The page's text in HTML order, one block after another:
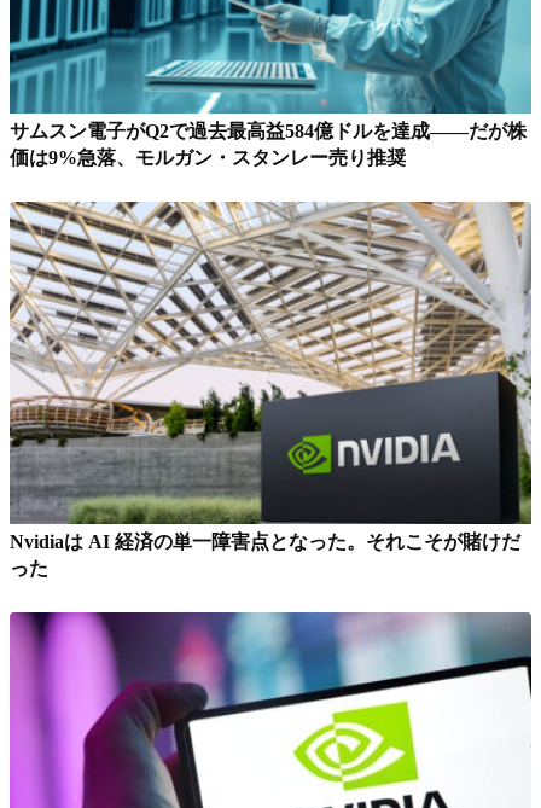
サムスン電子がQ2で過去最高益584億ドルを達成——だが株
価は9%急落、モルガン・スタンレー売り推奨
Nvidiaは AI 経済の単一障害点となった。それこそが賭けだ
った